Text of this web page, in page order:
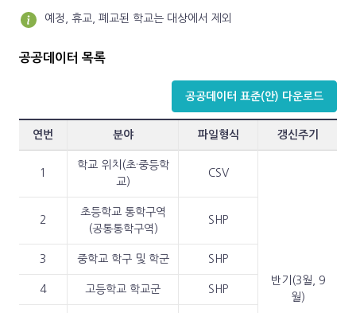
예정, 휴교, 폐교된 학교는 대상에서 제외
공공데이터 목록
공공데이터 표준(안) 다운로드
연번 분야 파일형식 갱신주기
1
학교 위치(초·중등학
교)
CSV
반기(3월, 9
월)
2
초등학교 통학구역
(공통통학구역)
SHP
3 중학교 학구 및 학군 SHP
4 고등학교 학교군 SHP